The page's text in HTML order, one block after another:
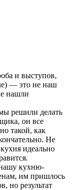
и выступов,
— это не наш
нашли
решили делать
он все
такой, как
Не
идеально
кухню-
им пришлось
но результат